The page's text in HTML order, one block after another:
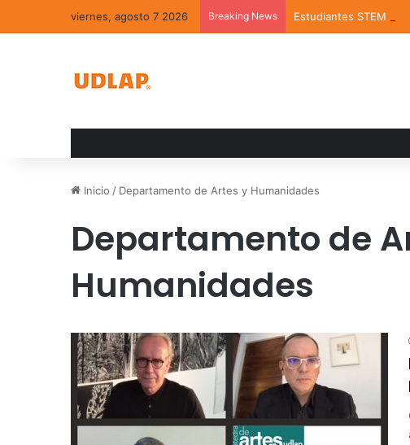
viernes, agosto 7 2026 Breaking News Estudiantes STEM de
Inicio / Departamento de Artes y Humanidades
Departamento de
Humanidades